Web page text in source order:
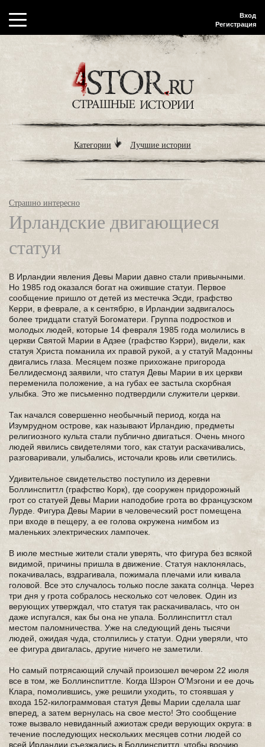
Вход
Регистрация
Категории Лучшие истории
Страшно интересно
Ирландские двигающиеся
статуи
В Ирландии явления Девы Марии давно стали привычными.
Но 1985 год оказался богат на ожившие статуи. Первое
сообщение пришло от детей из местечка Эсди, графство
Керри, в феврале, а к сентябрю, в Ирландии задвигалось
более тридцати статуй Богоматери. Группа подростков и
молодых людей, которые 14 февраля 1985 года молились в
церкви Святой Марии в Адзее (графство Кэрри), видели, как
статуя Христа поманила их правой рукой, а у статуй Мадонны
двигались глаза. Месяцем позже прихожане пригорода
Беллидесмонд заявили, что статуя Девы Марии в их церкви
переменила положение, а на губах ее застыла скорбная
улыбка. Это же письменно подтвердили служители церкви.
Так начался совершенно необычный период, когда на
Изумрудном острове, как называют Ирландию, предметы
религиозного культа стали публично двигаться. Очень много
людей явились свидетелями того, как статуи раскачивались,
разговаривали, улыбались, источали кровь или светились.
Удивительное свидетельство поступило из деревни
Боллинспиттл (графство Корк), где сооружен придорожный
грот со статуей Девы Марии наподобие грота во французском
Лурде. Фигура Девы Марии в человеческий рост помещена
при входе в пещеру, а ее голова окружена нимбом из
маленьких электрических лампочек.
В июле местные жители стали уверять, что фигура без всякой
видимой, причины пришла в движение. Статуя наклонялась,
покачивалась, вздрагивала, пожимала плечами или кивала
головой. Все это случалось только после заката солнца. Через
три дня у грота собралось несколько сот человек. Один из
верующих утверждал, что статуя так раскачивалась, что он
даже испугался, как бы она не упала. Боллинспиттл стал
местом паломничества. Уже на следующий день тысячи
людей, ожидая чуда, столпились у статуи. Одни уверяли, что
ее фигура двигалась, другие ничего не заметили.
Но самый потрясающий случай произошел вечером 22 июля
все в том, же Боллинспиттле. Когда Шэрон О'Мэгони и ее дочь
Клара, помолившись, уже решили уходить, то стоявшая у
входа 152-килограммовая статуя Девы Марии сделала шаг
вперед, а затем вернулась на свое место! Это сообщение
тоже вызвало невиданный ажиотаж среди верующих округа: в
течение последующих нескольких месяцев сотни людей со
всей Ирландии съезжались в Боллинспиттл, чтобы воочию